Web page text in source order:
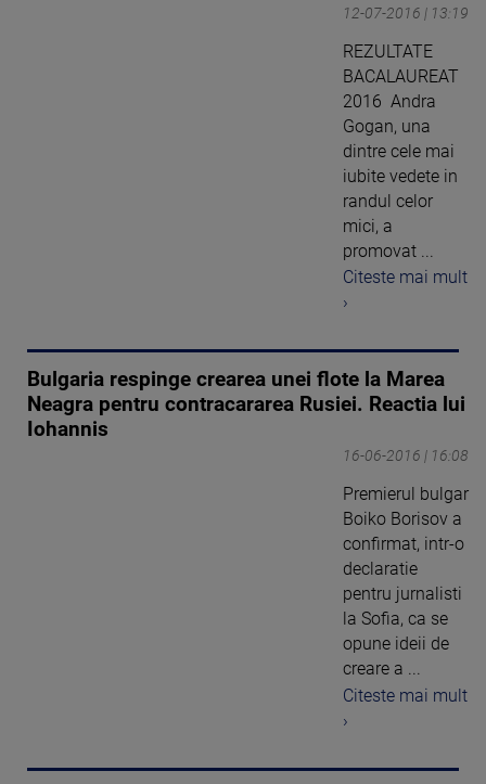
12-07-2016 | 13:19
REZULTATE
BACALAUREAT
2016 Andra
Gogan, una
dintre cele mai
iubite vedete in
randul celor
mici, a
promovat ...
Citeste mai mult
›
Bulgaria respinge crearea unei flote la Marea
Neagra pentru contracararea Rusiei. Reactia lui
Iohannis
16-06-2016 | 16:08
Premierul bulgar
Boiko Borisov a
confirmat, intr-o
declaratie
pentru jurnalisti
la Sofia, ca se
opune ideii de
creare a ...
Citeste mai mult
›